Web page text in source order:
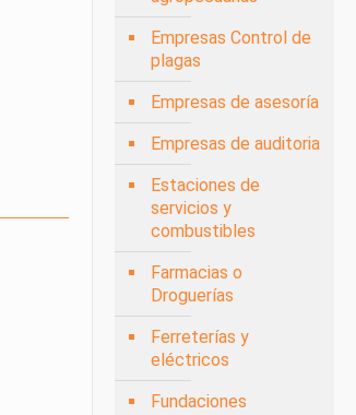
Empresas Control de
plagas
Empresas de asesoría
Empresas de auditoria
Estaciones de
servicios y
combustibles
Farmacias o
Droguerías
Ferreterías y
eléctricos
Fundaciones